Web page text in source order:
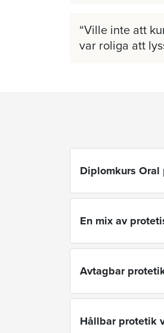
Ville inte att
var roliga att
Diplomkurs
En mix av
Avtagbar
Hållbar protetik